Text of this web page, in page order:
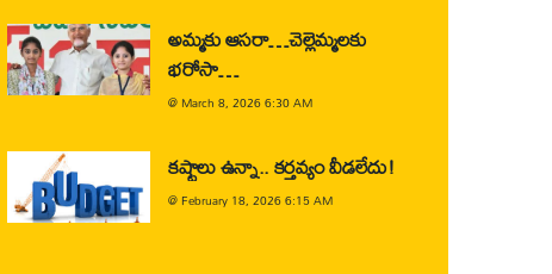
అమ్మకు ఆసరా…చెల్లెమ్మలకు
భరోసా…
@ March 8, 2026 6:30 AM
కష్టాలు ఉన్నా.. కర్తవ్యం వీడలేదు!
@February 18, 2026 6:15 AM